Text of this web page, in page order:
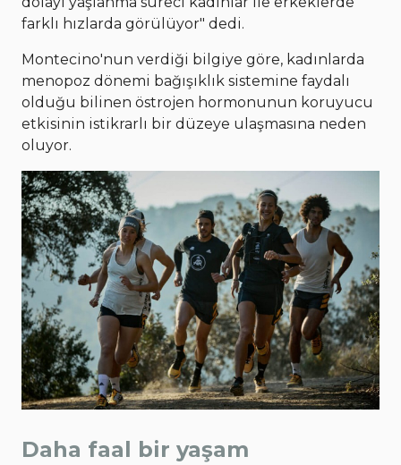
farklı hızlarda görülüyor" dedi.
Montecino'nun verdiği bilgiye göre, kadınlarda
menopoz dönemi bağışıklık sistemine faydalı
olduğu bilinen östrojen hormonunun koruyucu
etkisinin istikrarlı bir düzeye ulaşmasına neden
oluyor.
Daha faal bir yaşam